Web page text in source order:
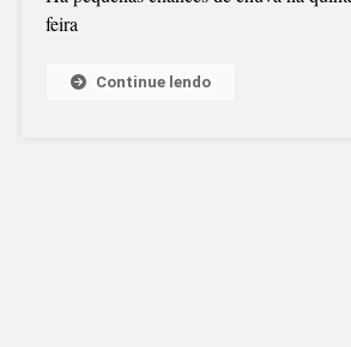
feira
Continue lendo